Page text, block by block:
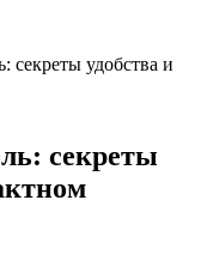
секреты удобства и
секреты